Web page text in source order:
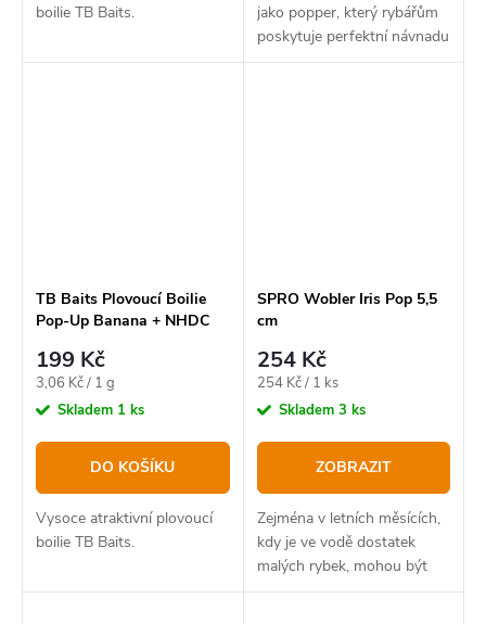
boilie TB Baits.
jako popper, který rybářům
poskytuje perfektní návnadu
pro agresivní záběry z
TB Baits Plovoucí Boilie
Pop-Up Banana + NHDC
199 Kč
Měrná
cena:
3,06 Kč / 1 g
Skladem 1 ks
DO KOŠÍKU
Vysoce atraktivní plovoucí
boilie TB Baits.
SPRO Wobler Iris Pop 5,5
cm
254 Kč
Měrná
cena:
254 Kč / 1 ks
Skladem 3 ks
ZOBRAZIT
Zejména v letních měsících,
kdy je ve vodě dostatek
malých rybek, mohou být
hladinové nástrahy účinným